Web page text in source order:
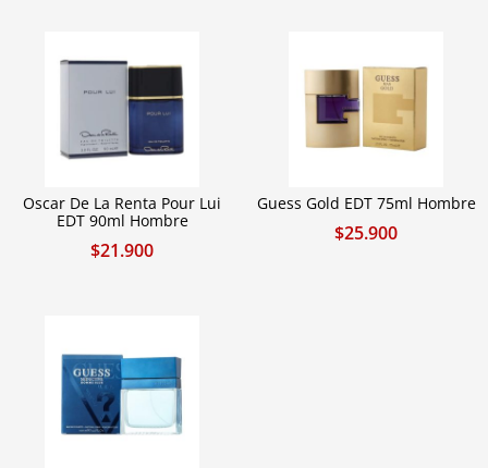
Oscar De La Renta Pour Lui
EDT 90ml Hombre
$21.900
Guess Gold EDT 75ml Hombre
$25.900